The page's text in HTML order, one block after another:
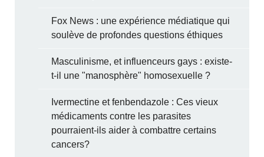
Fox News : une expérience médiatique qui
soulève de profondes questions éthiques
Masculinisme, et influenceurs gays : existe-
t-il une "manosphère" homosexuelle ?
Ivermectine et fenbendazole : Ces vieux
médicaments contre les parasites
pourraient-ils aider à combattre certains
cancers?